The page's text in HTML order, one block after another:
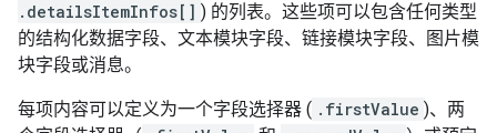
.detailsItemInfos[] ) 的列表。这些项可以包含任何类型
的结构化数据字段、文本模块字段、链接模块字段、图片模
块字段或消息。
每项内容可以定义为一个字段选择器 ( .firstValue )、两